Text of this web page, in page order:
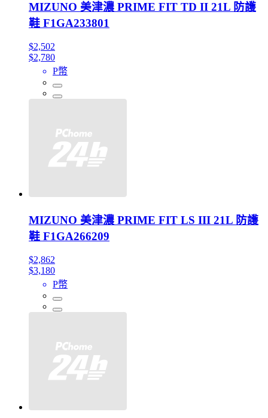
MIZUNO 美津濃 PRIME FIT TD II 21L 防護
鞋 F1GA233801
$2,502
$2,780
P幣
MIZUNO 美津濃 PRIME FIT LS III 21L 防護
鞋 F1GA266209
$2,862
$3,180
P幣